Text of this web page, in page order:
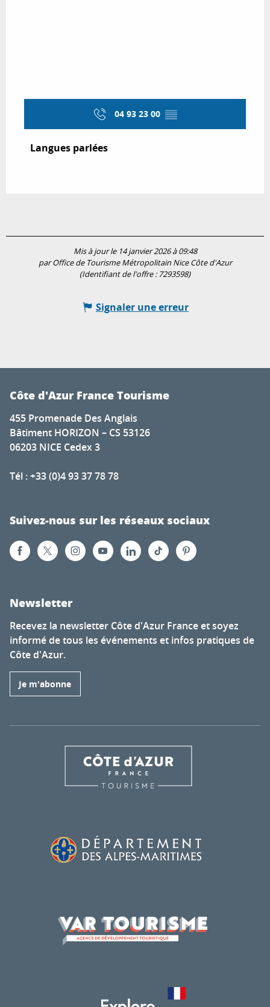
04 93 23 00 ▒▒
Langues parlées
Langues parlées
Mis à jour le 14 janvier 2026 à 09:48
par Office de Tourisme Métropolitain Nice Côte d'Azur
(Identifiant de l'offre : 7293598)
Signaler une erreur
Côte d'Azur France Tourisme
455 Promenade Des Anglais
Bâtiment HORIZON – CS 53126
06203 NICE Cedex 3
Tél : +33 (0)4 93 37 78 78
Suivez-nous sur les réseaux sociaux
Newsletter
Recevez la newsletter Côte d'Azur France et soyez
informé de tous les événements et infos pratiques de
Côte d'Azur.
Je m'abonne